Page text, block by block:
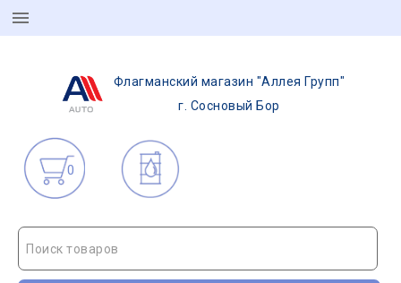
Флагманский магазин "Аллея Групп"
г. Сосновый Бор
0
Поиск товаров